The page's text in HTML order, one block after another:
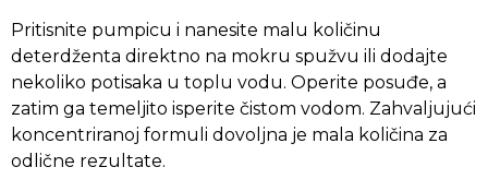
Pritisnite pumpicu i nanesite malu količinu
deterdženta direktno na mokru spužvu ili dodajte
nekoliko potisaka u toplu vodu. Operite posuđe, a
zatim ga temeljito isperite čistom vodom. Zahvaljujući
koncentriranoj formuli dovoljna je mala količina za
odlične rezultate.